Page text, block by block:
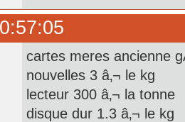
cartes meres ancienne
nouvelles 3 â‚¬ le kg
lecteur 300 â‚¬ la tonne
disque dur 1.3 â‚¬ le kg